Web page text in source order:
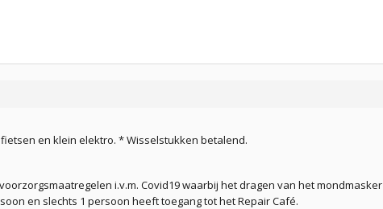
en klein elektro. * Wisselstukken betalend.
i.v.m. Covid19 waarbij het dragen van het mondmasker
en slechts 1 persoon heeft toegang tot het Repair Café.